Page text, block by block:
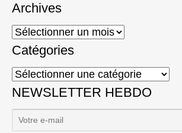
Archives
Archives
Catégories
Catégories
NEWSLETTER HEBDO